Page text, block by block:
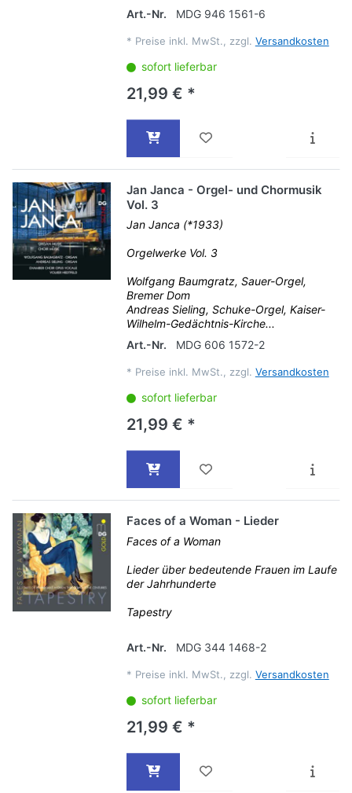
Art.-Nr.
MDG 946 1561-6
* Preise inkl. MwSt., zzgl. Versandkosten
sofort lieferbar
21,99 € *
Jan Janca - Orgel- und Chormusik
Vol. 3
Jan Janca (*1933)
Orgelwerke Vol. 3
Wolfgang Baumgratz, Sauer-Orgel,
Bremer Dom
Andreas Sieling, Schuke-Orgel, Kaiser-
Wilhelm-Gedächtnis-Kirche...
Art.-Nr.
MDG 606 1572-2
* Preise inkl. MwSt., zzgl. Versandkosten
sofort lieferbar
21,99 € *
Faces of a Woman - Lieder
Faces of a Woman
Lieder über bedeutende Frauen im Laufe
der Jahrhunderte
Tapestry
Art.-Nr. MDG 344 1468-2
* Preise inkl. MwSt., zzgl. Versandkosten
sofort lieferbar
21,99 € *